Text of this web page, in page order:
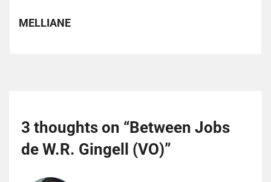
MELLIANE
3 thoughts on “Between Jobs
de W.R. Gingell (VO)”